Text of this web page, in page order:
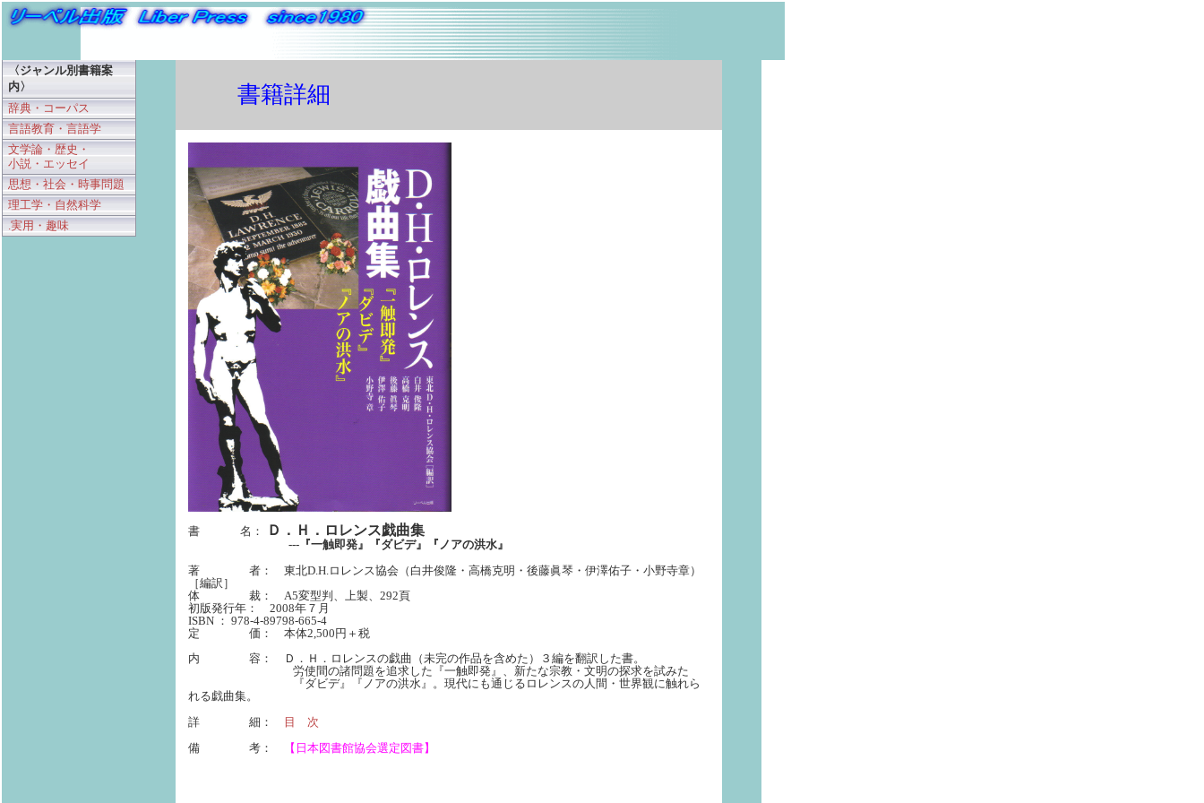
〈ジャンル別書籍案
内〉
辞典・コーパス
言語教育・言語学
文学論・歴史・
小説・エッセイ
思想・社会・時事問題
理工学・自然科学
.実用・趣味
書籍詳細
書 名： Ｄ．Ｈ．ロレンス戯曲集
---『一触即発』『ダビデ』『ノアの洪水』
著 者：
東北D.H.ロレンス協会（白井俊隆・高橋克明・後藤眞琴・伊澤佑子・小野寺章）
［編訳］
体 裁： A5変型判、上製、292頁
初版発行年： 2008年７月
ISBN ： 978-4-89798-665-4
定 価： 本体2,500円＋税
内 容： Ｄ．Ｈ．ロレンスの戯曲（未完の作品を含めた）３編を翻訳した書。
労使間の諸問題を追求した『一触即発』、新たな宗教・文明の探求を試みた
『ダビデ』『ノアの洪水』。現代にも通じるロレンスの人間・世界観に触れら
れる戯曲集。
詳 細： 目 次
備 考： 【日本図書館協会選定図書】